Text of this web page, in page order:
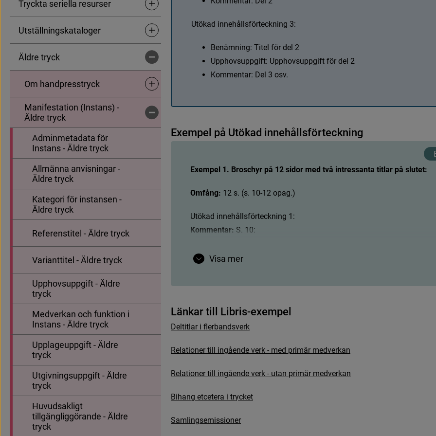
Tryckta seriella resurser Undersidor för Tryckta seriella resurser
Utställningskataloger Undersidor för Utställningskataloger
Äldre tryck Undersidor för Äldre tryck
Om handpresstryck Undersidor för Om handpresstryck
Manifestation (Instans) -
Äldre tryck
Undersidor för Manifestation (Instans) - Äldre tryck
Adminmetadata för
Instans - Äldre tryck
Allmänna anvisningar -
Äldre tryck
Kategori för instansen -
Äldre tryck
Referenstitel - Äldre tryck
Varianttitel - Äldre tryck
Upphovsuppgift - Äldre
tryck
Medverkan och funktion i
Instans - Äldre tryck
Upplageuppgift - Äldre
tryck
Utgivningsuppgift - Äldre
tryck
Huvudsakligt
tillgängliggörande - Äldre
tryck
Utökad innehållsförteckning 3:
Benämning: Titel för del 2
Upphovsuppgift: Upphovsuppgift för del 2
Kommentar: Del 3 osv.
Exempe på Utö kad inne hå sförtec kning
Exempel 1. Broschyr på 12 sidor med två intressanta titlar på slutet:
Omfång: 1 2 s. (s. 1 0-1 2 opag.)
Utökad innehållsförteckning 1 :
Kommentar: S. 10:
Utök ad
Ben
Benämning: Tacksägelse.
Exempel 2. Andra och tredje sviten har egna titelblad:
Omfång: [2], 240 s. (s. 236-240 blanka), 192 s. (
Utökad innehållsfö
Kommentar:
Visa mer
Län kar ti Libris-exempe
Deltitlar i ferbandsverk
Relationer till ingående verk - med primär medverkan
Relationer till ingående verk - utan primär medverkan
Bihang etcetera i trycket
Samlingsemissioner